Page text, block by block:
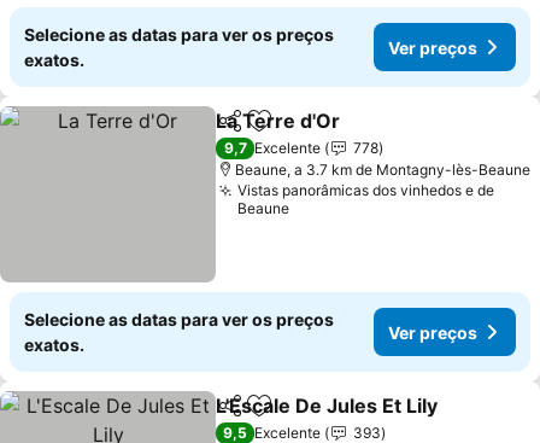
Selecione as datas para ver os preços
exatos.
Ver preços
PartilharAdicionar aos favoritos
La Terre d'Or
9,7 Excelente
778
Beaune, a 3.7 km de Montagny-lès-Beaune
Vistas panorâmicas dos vinhedos e de
Beaune
Selecione as datas para ver os preços
exatos.
Ver preços
PartilharAdicionar aos favoritos
L'Escale De Jules Et Lily
9,5 Excelente
393